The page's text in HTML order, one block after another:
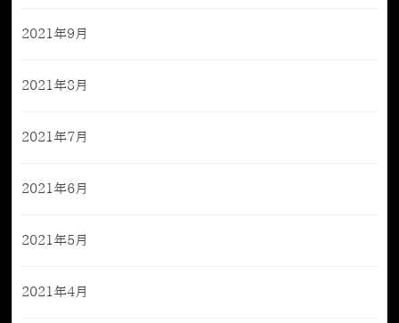
2021年9月
2021年8月
2021年7月
2021年6月
2021年5月
2021年4月